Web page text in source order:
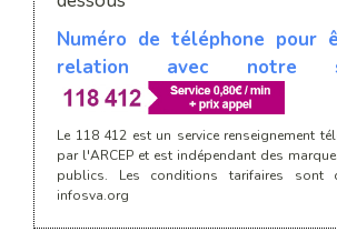
Numéro de téléphone pour
relation avec notre
Le 118 412 est un service renseignement
par l'ARCEP et est indépendant des
publics. Les conditions tarifaires sont
infosva.org